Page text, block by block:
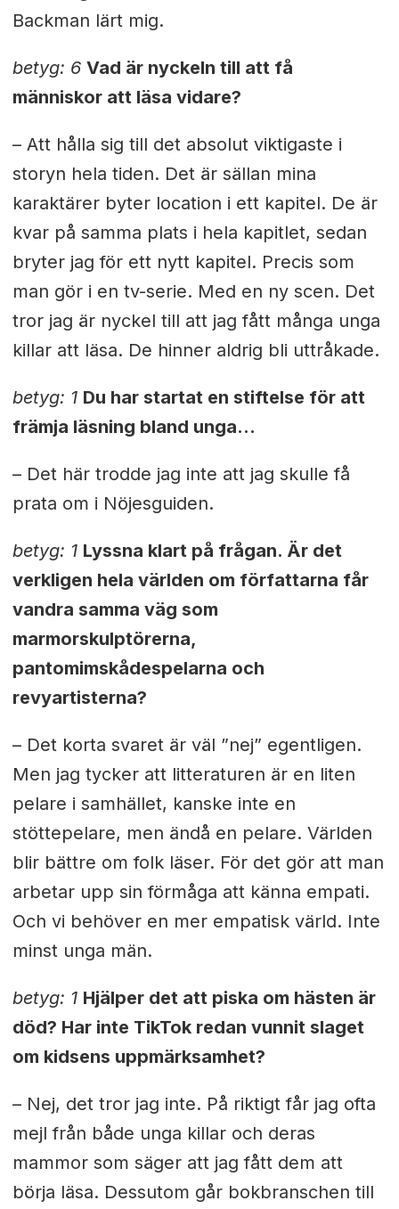
Backman lärt mig.
betyg: 6 Vad är nyckeln till att få
människor att läsa vidare?
– Att hålla sig till det absolut viktigaste i
storyn hela tiden. Det är sällan mina
karaktärer byter location i ett kapitel. De är
kvar på samma plats i hela kapitlet, sedan
bryter jag för ett nytt kapitel. Precis som
man gör i en tv-serie. Med en ny scen. Det
tror jag är nyckel till att jag fått många unga
killar att läsa. De hinner aldrig bli uttråkade.
betyg: 1 Du har startat en stiftelse för att
främja läsning bland unga…
– Det här trodde jag inte att jag skulle få
prata om i Nöjesguiden.
betyg: 1 Lyssna klart på frågan. Är det
verkligen hela världen om författarna får
vandra samma väg som
marmorskulptörerna,
pantomimskådespelarna och
revyartisterna?
– Det korta svaret är väl ”nej” egentligen.
Men jag tycker att litteraturen är en liten
pelare i samhället, kanske inte en
stöttepelare, men ändå en pelare. Världen
blir bättre om folk läser. För det gör att man
arbetar upp sin förmåga att känna empati.
Och vi behöver en mer empatisk värld. Inte
minst unga män.
betyg: 1 Hjälper det att piska om hästen är
död? Har inte TikTok redan vunnit slaget
om kidsens uppmärksamhet?
– Nej, det tror jag inte. På riktigt får jag ofta
mejl från både unga killar och deras
mammor som säger att jag fått dem att
börja läsa. Dessutom går bokbranschen till